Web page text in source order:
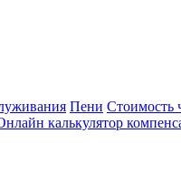
Пени Стоимость
калькулятор